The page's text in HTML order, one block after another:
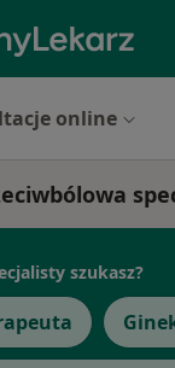
online
szukasz?